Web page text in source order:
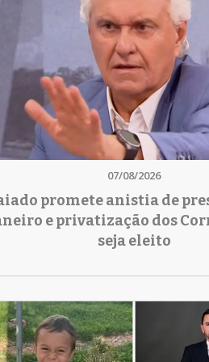
07/08/2026
promete anistia de
e privatização dos
seja eleito